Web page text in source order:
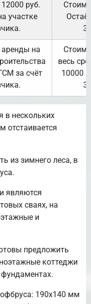
руб.
участке
на
за счёт
весь
10000
в нескольких
отстаивается
из зимнего леса, в
являются
сваях, на
и
предложить
коттеджи
190х140 мм